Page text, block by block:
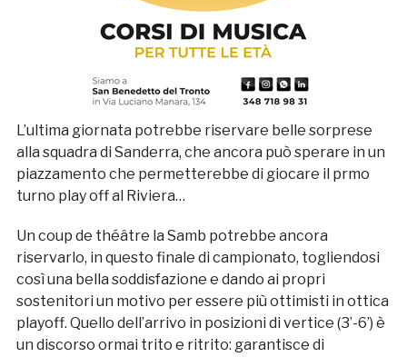
L’ultima giornata potrebbe riservare belle sorprese
alla squadra di Sanderra, che ancora può sperare in un
piazzamento che permetterebbe di giocare il prmo
turno play off al Riviera…
Un coup de théâtre la Samb potrebbe ancora
riservarlo, in questo finale di campionato, togliendosi
così una bella soddisfazione e dando ai propri
sostenitori un motivo per essere più ottimisti in ottica
playoff. Quello dell’arrivo in posizioni di vertice (3’-6’) è
un discorso ormai trito e ritrito: garantisce di